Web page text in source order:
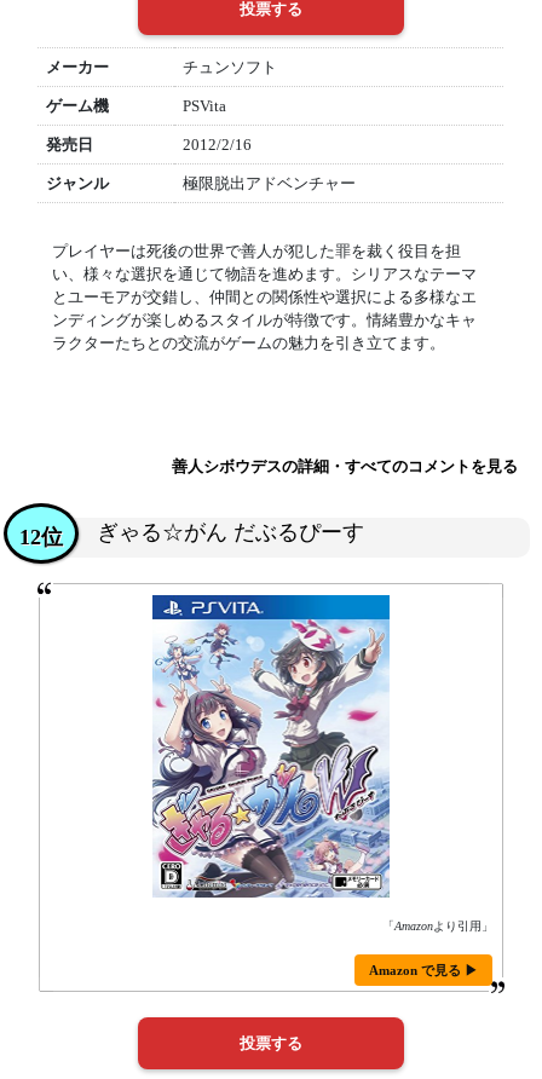
メーカー チュンソフト
ゲーム機 PSVita
発売日 2012/2/16
ジャンル 極限脱出アドベンチャー
プレイヤーは死後の世界で善人が犯した罪を裁く役目を担
い、様々な選択を通じて物語を進めます。シリアスなテーマ
とユーモアが交錯し、仲間との関係性や選択による多様なエ
ンディングが楽しめるスタイルが特徴です。情緒豊かなキャ
ラクターたちとの交流がゲームの魅力を引き立てます。
善人シボウデスの詳細・すべてのコメントを見る
ぎゃる☆がん だぶるぴーす
12位
「Amazonより引用」
Amazon で見る ▶